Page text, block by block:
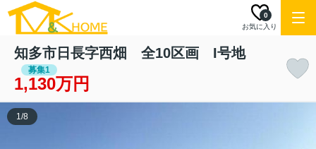
お気に入り
0
知多市日長字西畑 全10区画 I号地
募集1
1,130万円
1/8